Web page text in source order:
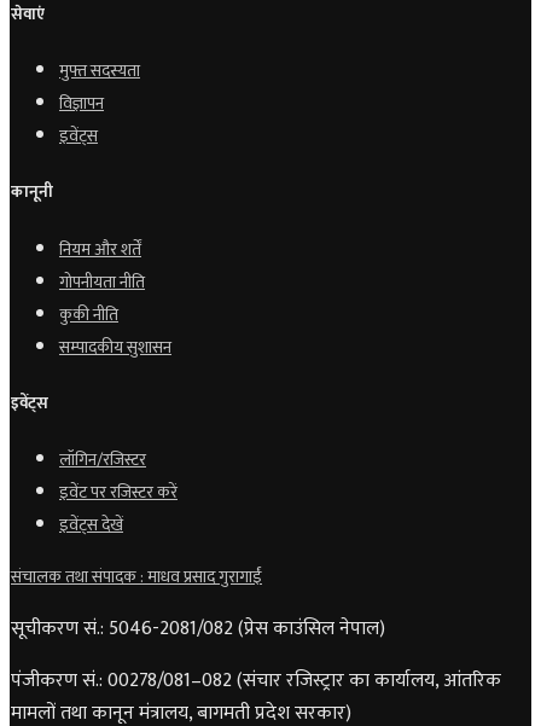
सेवाएं
मुफ्त सदस्यता
विज्ञापन
इवेंट्स
कानूनी
नियम और शर्तें
गोपनीयता नीति
कुकी नीति
सम्पादकीय सुशासन
इवेंट्स
लॉगिन/रजिस्टर
इवेंट पर रजिस्टर करें
इवेंट्स देखें
संचालक तथा संपादक : माधव प्रसाद गुरागाईं
सूचीकरण सं.: 5046-2081/082 (प्रेस काउंसिल नेपाल)
पंजीकरण सं.: 00278/081–082 (संचार रजिस्ट्रार का कार्यालय, आंतरिक
मामलों तथा कानून मंत्रालय, बागमती प्रदेश सरकार)